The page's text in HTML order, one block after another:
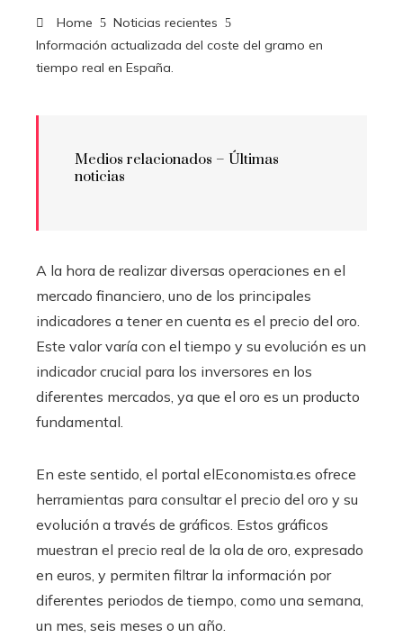
Home
Noticias recientes
Información actualizada del coste del gramo en
tiempo real en España.
Medios relacionados – Últimas
noticias
A la hora de realizar diversas operaciones en el
mercado financiero, uno de los principales
indicadores a tener en cuenta es el precio del oro.
Este valor varía con el tiempo y su evolución es un
indicador crucial para los inversores en los
diferentes mercados, ya que el oro es un producto
fundamental.
En este sentido, el portal elEconomista.es ofrece
herramientas para consultar el precio del oro y su
evolución a través de gráficos. Estos gráficos
muestran el precio real de la ola de oro, expresado
en euros, y permiten filtrar la información por
diferentes periodos de tiempo, como una semana,
un mes, seis meses o un año.